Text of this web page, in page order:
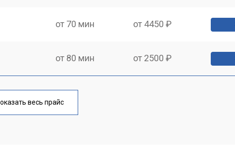
от 70 мин от 4450 ₽
от 80 мин от 2500 ₽
от 60 мин
весь прайс